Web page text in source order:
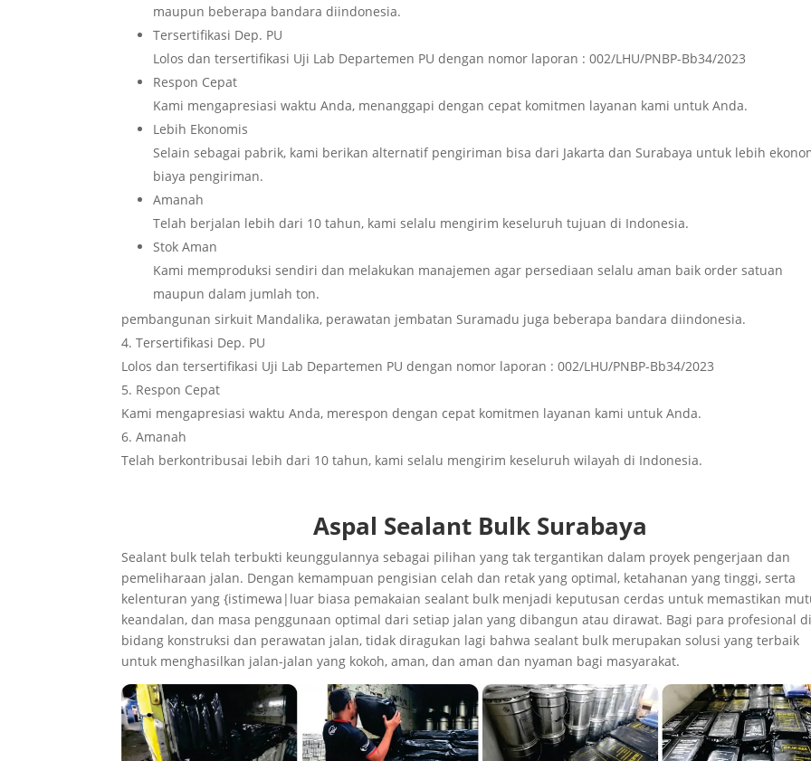
maupun beberapa bandara diindonesia.
Tersertifikasi Dep. PU
Lolos dan tersertifikasi Uji Lab Departemen PU dengan nomor laporan : 002/LHU/PNBP-Bb34/2023
Respon Cepat
Kami mengapresiasi waktu Anda, menanggapi dengan cepat komitmen layanan kami untuk Anda.
Lebih Ekonomis
Selain sebagai pabrik, kami berikan alternatif pengiriman bisa dari Jakarta dan Surabaya untuk lebih
biaya pengiriman.
Amanah
Telah berjalan lebih dari 10 tahun, kami selalu mengirim keseluruh tujuan di Indonesia.
Stok Aman
Kami memproduksi sendiri dan melakukan manajemen agar persediaan selalu aman baik order satuan
maupun dalam jumlah ton.
pembangunan sirkuit Mandalika, perawatan jembatan Suramadu juga beberapa bandara diindonesia.
Tersertifikasi Dep. PU
Lolos dan tersertifikasi Uji Lab Departemen PU dengan nomor laporan : 002/LHU/PNBP-Bb34/2023
Respon Cepat
Kami mengapresiasi waktu Anda, merespon dengan cepat komitmen layanan kami untuk Anda.
Amanah
Telah berkontribusai lebih dari 10 tahun, kami selalu mengirim keseluruh wilayah di Indonesia.
Aspal Sealant Bulk Surabaya
Sealant bulk telah terbukti keunggulannya sebagai pilihan yang tak tergantikan dalam proyek pengerjaan dan
pemeliharaan jalan. Dengan kemampuan pengisian celah dan retak yang optimal, ketahanan yang tinggi, serta
kelenturan yang {istimewa|luar biasa pemakaian sealant bulk menjadi keputusan cerdas untuk memastikan
keandalan, dan masa penggunaan optimal dari setiap jalan yang dibangun atau dirawat. Bagi para profesional
bidang konstruksi dan perawatan jalan, tidak diragukan lagi bahwa sealant bulk merupakan solusi yang terbaik
untuk menghasilkan jalan-jalan yang kokoh, aman, dan aman dan nyaman bagi masyarakat.